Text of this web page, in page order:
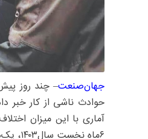
جهان‌صنعت
حوادث ناشی از کار خبر
آماری با این میزان